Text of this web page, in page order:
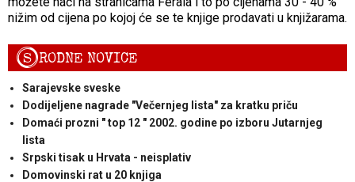
nižim od cijena po kojoj će se te knjige prodavati u knjižarama.
SRODNE NOVICE
Sarajevske sveske
Dodijeljene nagrade "Večernjeg lista" za kratku priču
Domaći prozni " top 12 " 2002. godine po izboru Jutarnjeg
lista
Srpski tisak u Hrvata - neisplativ
Domovinski rat u 20 knjiga